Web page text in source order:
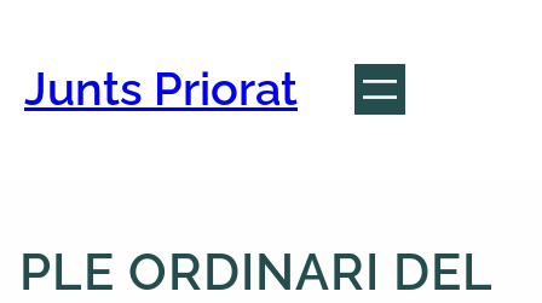
contingut
Junts Priorat
PLE ORDINARI DEL